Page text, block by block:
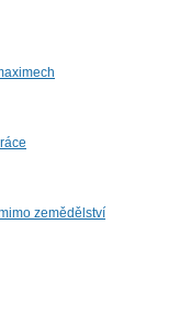
zemědělství